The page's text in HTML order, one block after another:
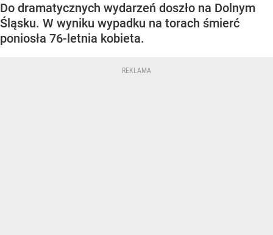
Do dramatycznych wydarzeń doszło na Dolnym
Śląsku. W wyniku wypadku na torach śmierć
poniosła 76-letnia kobieta.